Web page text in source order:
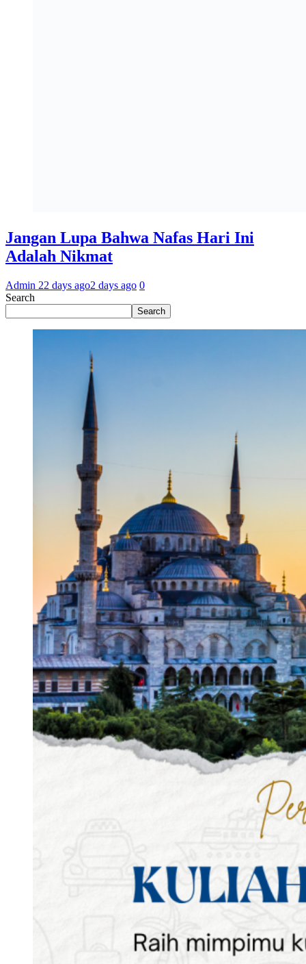
Jangan Lupa Bahwa Nafas Hari Ini
Adalah Nikmat
Admin 22 days ago2 days ago 0
Search
Search